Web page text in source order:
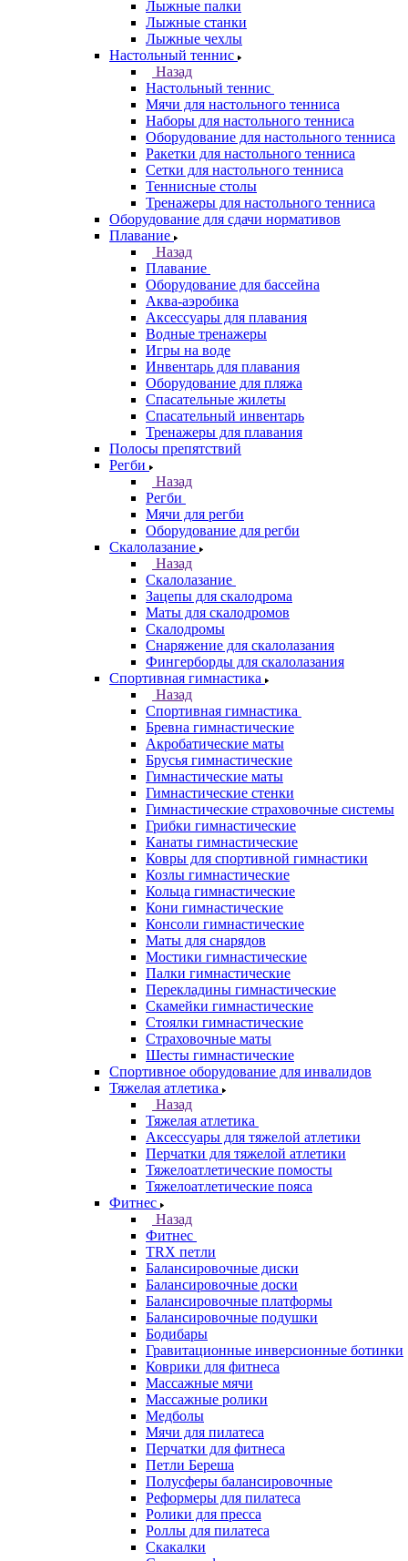
Лыжные палки
Лыжные станки
Лыжные чехлы
Настольный теннис
Назад
Настольный теннис
Мячи для настольного тенниса
Наборы для настольного тенниса
Оборудование для настольного тенниса
Ракетки для настольного тенниса
Сетки для настольного тенниса
Теннисные столы
Тренажеры для настольного тенниса
Оборудование для сдачи нормативов
Плавание
Назад
Плавание
Оборудование для бассейна
Аква-аэробика
Аксессуары для плавания
Водные тренажеры
Игры на воде
Инвентарь для плавания
Оборудование для пляжа
Спасательные жилеты
Спасательный инвентарь
Тренажеры для плавания
Полосы препятствий
Регби
Назад
Регби
Мячи для регби
Оборудование для регби
Скалолазание
Назад
Скалолазание
Зацепы для скалодрома
Маты для скалодромов
Скалодромы
Снаряжение для скалолазания
Фингерборды для скалолазания
Спортивная гимнастика
Назад
Спортивная гимнастика
Бревна гимнастические
Акробатические маты
Брусья гимнастические
Гимнастические маты
Гимнастические стенки
Гимнастические страховочные системы
Грибки гимнастические
Канаты гимнастические
Ковры для спортивной гимнастики
Козлы гимнастические
Кольца гимнастические
Кони гимнастические
Консоли гимнастические
Маты для снарядов
Мостики гимнастические
Палки гимнастические
Перекладины гимнастические
Скамейки гимнастические
Стоялки гимнастические
Страховочные маты
Шесты гимнастические
Спортивное оборудование для инвалидов
Тяжелая атлетика
Назад
Тяжелая атлетика
Аксессуары для тяжелой атлетики
Перчатки для тяжелой атлетики
Тяжелоатлетические помосты
Тяжелоатлетические пояса
Фитнес
Назад
Фитнес
TRX петли
Балансировочные диски
Балансировочные доски
Балансировочные платформы
Балансировочные подушки
Бодибары
Гравитационные инверсионные ботинки
Коврики для фитнеса
Массажные мячи
Массажные ролики
Медболы
Мячи для пилатеса
Перчатки для фитнеса
Петли Береша
Полусферы балансировочные
Реформеры для пилатеса
Ролики для пресса
Роллы для пилатеса
Скакалки